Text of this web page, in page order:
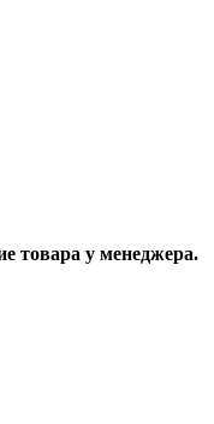
товара у менеджера.